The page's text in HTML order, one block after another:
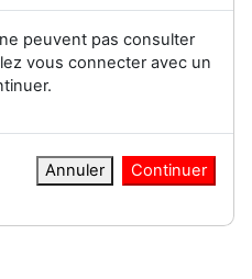
peuvent pas consulter
vous connecter avec un
Annuler Continuer